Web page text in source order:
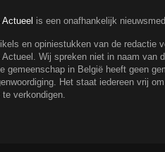
is een onafhankelijk
en opiniestukken van de redactie
Actueel. Wij spreken niet in naam van
gemeenschap in België heeft geen
Het staat iedereen vrij
te verkondigen.